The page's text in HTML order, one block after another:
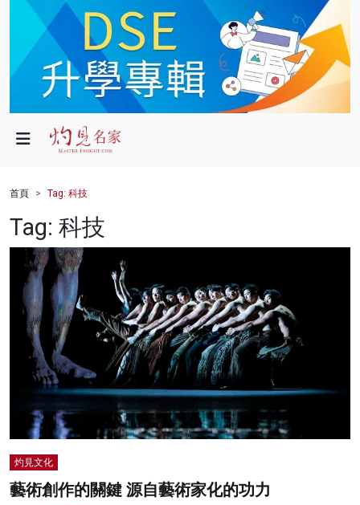
政局
財經
健康
商業
科技
影片
名家榜
灼見活動
首頁 Tag: 科技
Tag: 科技
灼見文化
藝術創作的關鍵 源自藝術家化的功力